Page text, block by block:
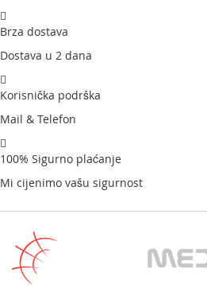
Brza dostava
Dostava u 2 dana
Korisnička podrška
Mail & Telefon
100% Sigurno plaćanje
Mi cijenimo vašu sigurnost